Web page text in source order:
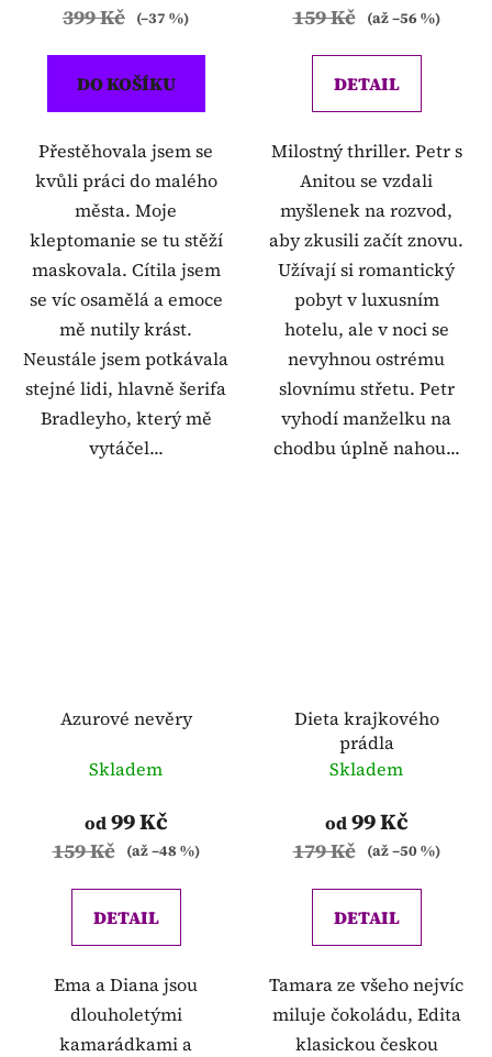
399 Kč (–37 %)
DO KOŠÍKU
Přestěhovala jsem se
kvůli práci do malého
města. Moje
kleptomanie se tu stěží
maskovala. Cítila jsem
se víc osamělá a emoce
mě nutily krást.
Neustále jsem potkávala
stejné lidi, hlavně šerifa
Bradleyho, který mě
vytáčel...
159 Kč (až –56 %)
DETAIL
Milostný thriller. Petr s
Anitou se vzdali
myšlenek na rozvod,
aby zkusili začít znovu.
Užívají si romantický
pobyt v luxusním
hotelu, ale v noci se
nevyhnou ostrému
slovnímu střetu. Petr
vyhodí manželku na
chodbu úplně nahou...
Azurové nevěry
Skladem
od99 Kč
159 Kč (až –48 %)
DETAIL
Ema a Diana jsou
dlouholetými
kamarádkami a
Dieta krajkového
prádla
Skladem
od99 Kč
179 Kč (až –50 %)
DETAIL
Tamara ze všeho nejvíc
miluje čokoládu, Edita
klasickou českou